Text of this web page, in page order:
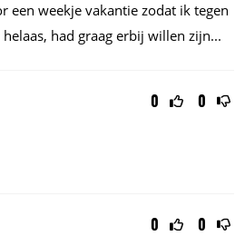
een weekje vakantie zodat ik tegen
had graag erbij willen zijn...
0 0
0 0